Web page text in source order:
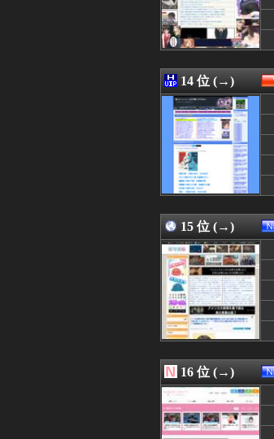
08/08 22:30
08/08 22:30
08/08 22:30
08/08 22:30
08/08 22:30
08/08 22:30
08/08 22:30
08/08 22:30
08/08 22:30
08/08 22:30
08/08 22:30
08/08 22:29
08/08 22:29
08/08 22:29
08/08 22:29
14 位 (→)
15 位 (→)
16 位 (→)